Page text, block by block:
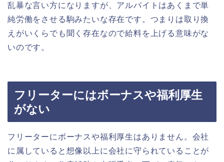
乱暴な言い方になりますが、アルバイトはあくまで単
純労働をさせる駒みたいな存在です。つまりは取り換
えがいくらでも聞く存在なので給料を上げる意味がな
いのです。
フリーターにはボーナスや福利厚生
がない
フリーターにボーナスや福利厚生はありません。会社
に属していると想像以上に会社に守られていることが